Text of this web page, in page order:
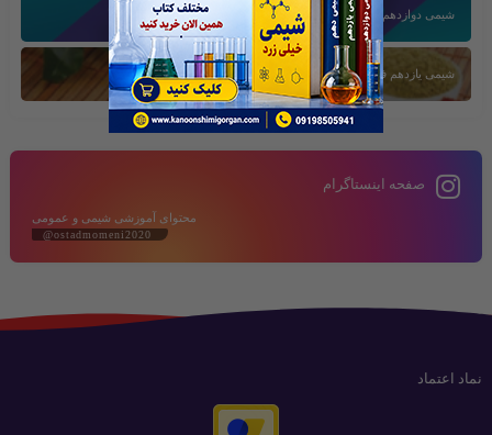
شیمی دوازدهم بخش سوم
شیمی یازدهم فصل دوم
صفحه اینستاگرام
محتوای آموزشی شیمی و عمومی
@ostadmomeni2020
نماد اعتماد